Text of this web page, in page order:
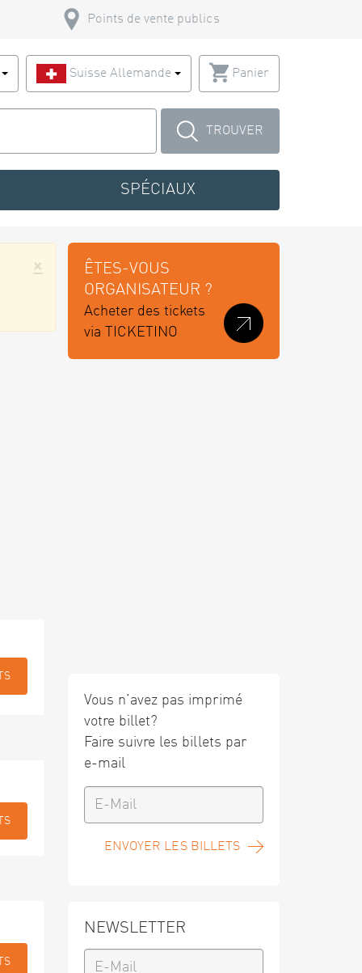
Points de vente publics
Suisse Allemande Panier
TROUVER
SPÉCIAUX
×
ÊTES-VOUS
ORGANISATEUR ?
Acheter des tickets
via TICKETINO
Vous n’avez pas imprimé
votre billet?
Faire suivre les billets par
e-mail
ENVOYER LES BILLETS
NEWSLETTER